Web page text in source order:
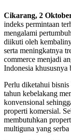
Cikarang, 2
indeks permintaan
mengalami
diikuti oleh
serta meningkatnya
commerce menjadi
Indonesia khususnya
Perlu diketahui bisnis
tahun kebelakang
konvensional
properti komersial.
membutuhkan
multiguna yang serba